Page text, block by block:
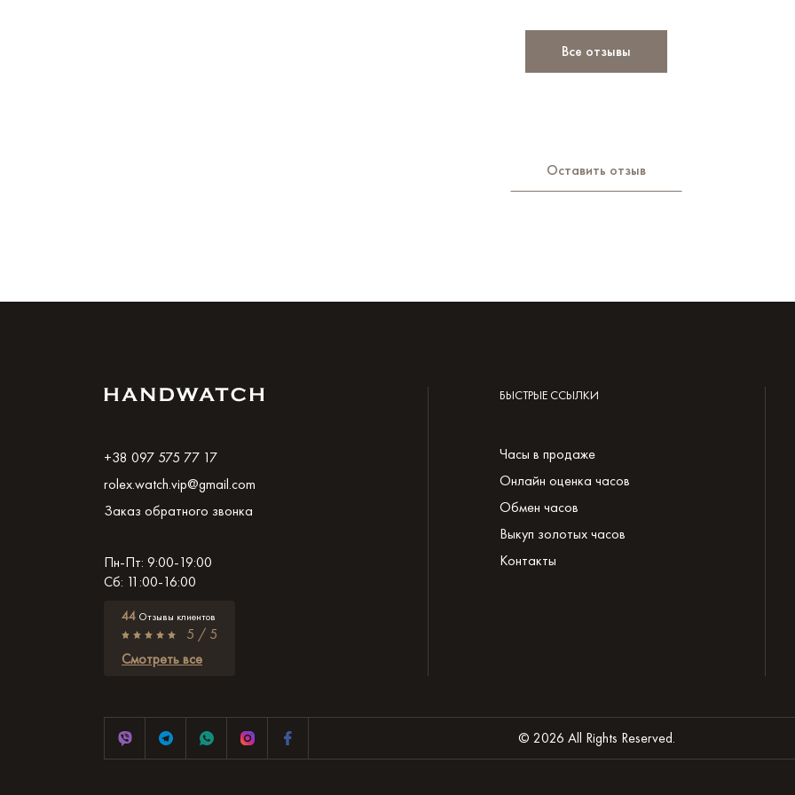
Все отзывы
Оставить отзыв
+38 097 575 77 17
rolex.watch.vip@gmail.com
Заказ обратного звонка
Пн-Пт: 9:00-19:00
Сб: 11:00-16:00
44 Отзывы клиентов
5 / 5
Смотреть все
БЫСТРЫЕ ССЫЛКИ
Часы в продаже
Онлайн оценка часов
Обмен часов
Выкуп золотых часов
Контакты
© 2026 All Rights Reserved.